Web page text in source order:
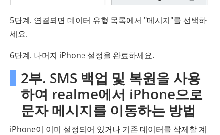
5단계. 연결되면 데이터 유형 목록에서 "메시지"를 선택하
세요.
6단계. 나머지 iPhone 설정을 완료하세요.
2부. SMS 백업 및 복원을 사용
하여 realme에서 iPhone으로
문자 메시지를 이동하는 방법
iPhone이 이미 설정되어 있거나 기존 데이터를 삭제할 계